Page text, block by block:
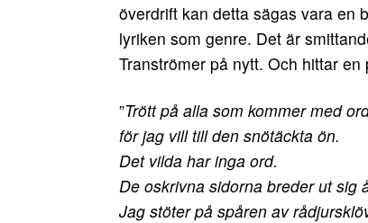
överdrift kan detta sägas vara en
lyriken som genre. Det är
Tranströmer på nytt. Och hittar
”Trött på alla som kommer med
för jag vill till den snötäckta ön.
Det vilda har inga ord.
De oskrivna sidorna breder ut sig
Jag stöter på spåren av